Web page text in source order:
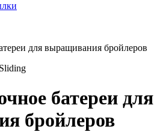
для выращивания бройлеров
батереи для
бройлеров